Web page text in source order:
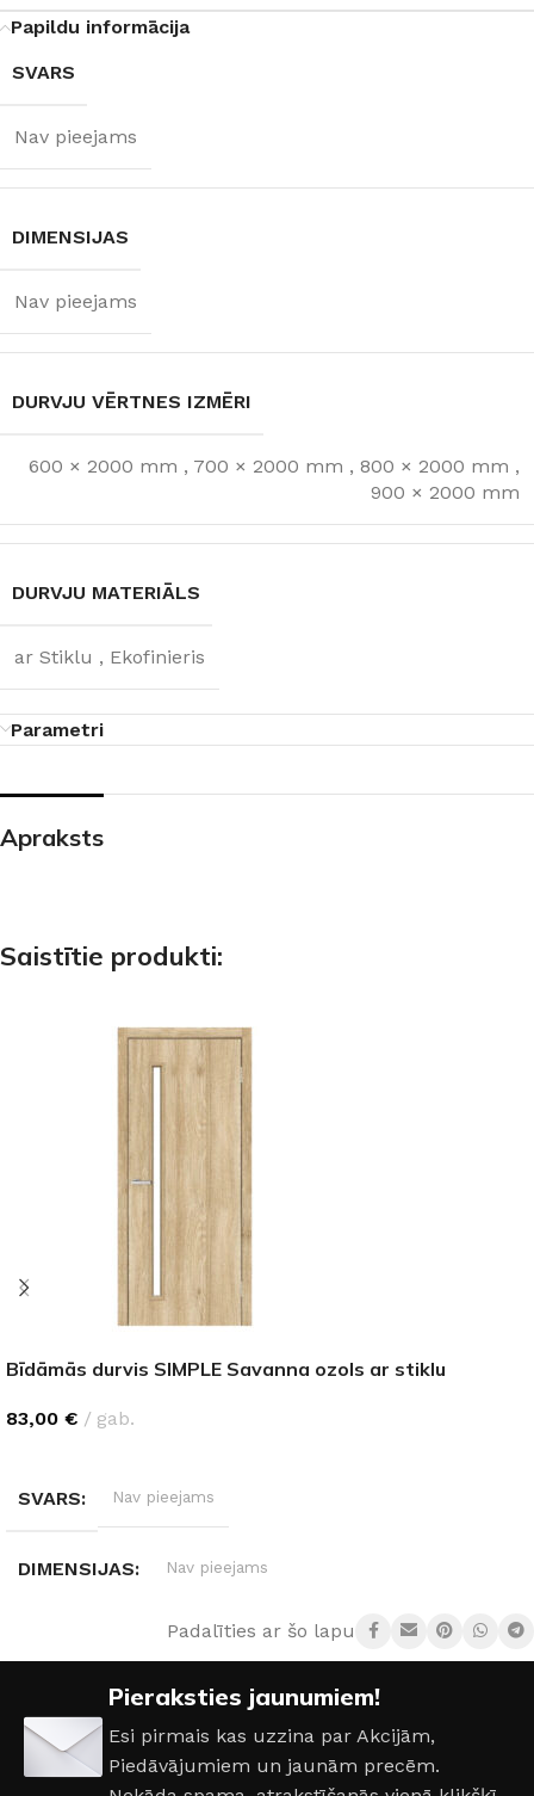
Papildu informācija
SVARS
Nav pieejams
DIMENSIJAS
Nav pieejams
DURVJU VĒRTNES IZMĒRI
600 × 2000 mm , 700 × 2000 mm , 800 × 2000 mm ,
900 × 2000 mm
DURVJU MATERIĀLS
ar Stiklu , Ekofinieris
Parametri
Apraksts
Saistītie produkti:
Bīdāmās durvis SIMPLE Savanna ozols ar stiklu
83,00 € gab.
SVARS Nav pieejams
DIMENSIJAS Nav pieejams
DURVJU VĒRTNES IZMĒRI
600 × 2000 mm ,700 × 2000 mm ,800 × 2000 mm
2000 mm
DURVJU MATERIĀLS ar Stiklu ,Ekofinieris
Padalīties ar šo lapu:
Pieraksties jaunumiem!
Esi pirmais kas uzzina par Akcijām,
Piedāvājumiem un jaunām precēm.